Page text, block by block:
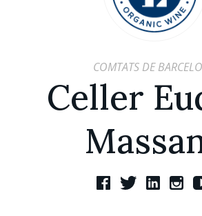
COMTATS DE
Celler